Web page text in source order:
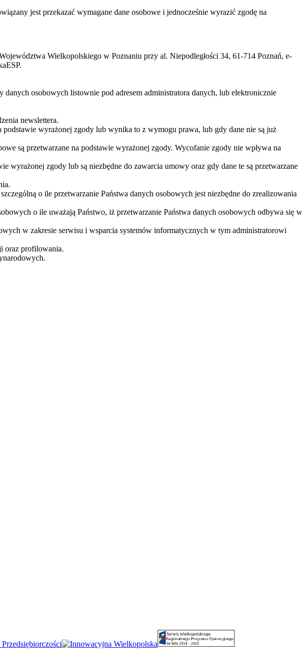
jest przekazać wymagane dane osobowe i jednocześnie wyrazić zgodę na
Wielkopolskiego w Poznaniu przy al. Niepodległości 34, 61-714 Poznań, e-
osobowych listownie pod adresem administratora danych, lub elektronicznie
newslettera.
podstawie wyrażonej zgody lub wynika to z wymogu prawa, lub gdy dane nie są już
są przetwarzane na podstawie wyrażonej zgody. Wycofanie zgody nie wpływa na
wyrażonej zgody lub są niezbędne do zawarcia umowy oraz gdy dane te są przetwarzane
o ile przetwarzanie Państwa danych osobowych jest niezbędne do zrealizowania
o ile uważają Państwo, iż przetwarzanie Państwa danych osobowych odbywa się w
w zakresie serwisu i wsparcia systemów informatycznych w tym administratorowi
oraz profilowania.